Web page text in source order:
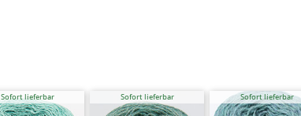
Sofort lieferbar Sofort lieferbar Sofort lieferbar